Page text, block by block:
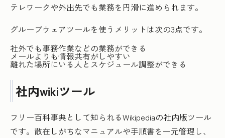
テレワークや外出先でも業務を円滑に進められます。
グループウェアツールを使うメリットは次の3点です。
社外でも事務作業などの業務ができる
メールよりも情報共有がしやすい
離れた場所にいる人とスケジュール調整ができる
社内wikiツール
フリー百科事典として知られるWikipediaの社内版ツール
です。散在しがちなマニュアルや手順書を一元管理し、